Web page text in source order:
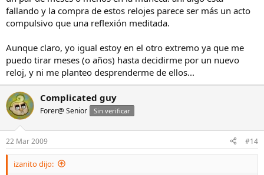
fallando y la compra de estos relojes parece ser más un acto
compulsivo que una reflexión meditada.
Aunque claro, yo igual estoy en el otro extremo ya que me
puedo tirar meses (o años) hasta decidirme por un nuevo
reloj, y ni me planteo desprenderme de ellos...
Complicated guy
Forer@ Senior Sin verificar
22 Mar 2009 #14
izanito dijo: